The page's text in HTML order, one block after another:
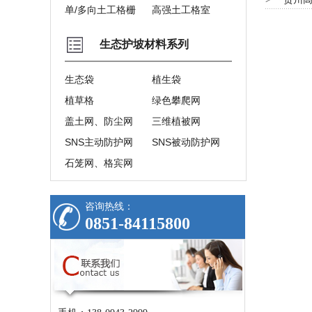
单/多向土工格栅
高强土工格室
生态护坡材料系列
生态袋
植生袋
植草格
绿色攀爬网
盖土网、防尘网
三维植被网
SNS主动防护网
SNS被动防护网
石笼网、格宾网
咨询热线：
0851-84115800